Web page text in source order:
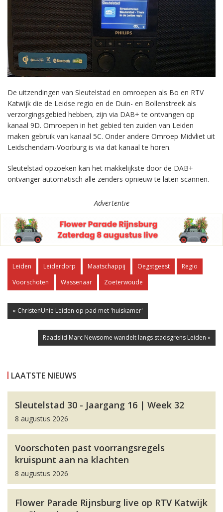
De uitzendingen van Sleutelstad en omroepen als Bo en RTV
Katwijk die de Leidse regio en de Duin- en Bollenstreek als
verzorgingsgebied hebben, zijn via DAB+ te ontvangen op
kanaal 9D. Omroepen in het gebied ten zuiden van Leiden
maken gebruik van kanaal 5C. Onder andere Omroep Midvliet uit
Leidschendam-Voorburg is via dat kanaal te horen.
Sleutelstad opzoeken kan het makkelijkste door de DAB+
ontvanger automatisch alle zenders opnieuw te laten scannen.
Advertentie
Leiden Leiderdorp Maatschappij Oegstgeest
Regio
Voorschoten
Wassenaar Zoeterwoude
« ChristenUnie Leiden op pad met 'huiskamer'
Raadslid Marc Newsome wandelt langs stadsgrens Leiden »
LAATSTE NIEUWS
Sleutelstad 30 - Jaargang 16 | Week 32
8 augustus 2026
Voorschoten past voorrangsregels
kruispunt aan na klachten
8 augustus 2026
Flower Parade Rijnsburg live op RTV Katwijk